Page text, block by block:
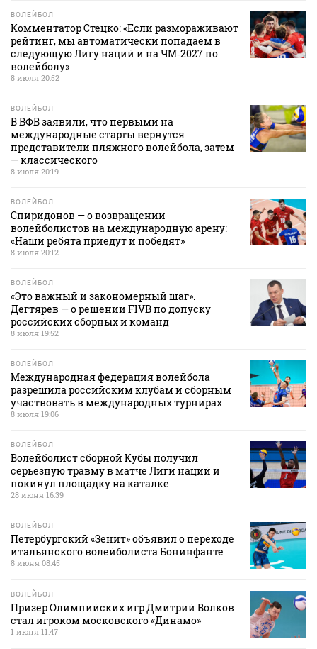
ВОЛЕЙБОЛ
Комментатор Стецко: «Если размораживают
рейтинг, мы автоматически попадаем в
следующую Лигу наций и на ЧМ‑2027 по
волейболу»
8 июля 20:52
ВОЛЕЙБОЛ
В ВФВ заявили, что первыми на
международные старты вернутся
представители пляжного волейбола, затем
— классического
8 июля 20:19
ВОЛЕЙБОЛ
Спиридонов — о возвращении
волейболистов на международную арену:
«Наши ребята приедут и победят»
8 июля 20:12
ВОЛЕЙБОЛ
«Это важный и закономерный шаг».
Дегтярев — о решении FIVB по допуску
российских сборных и команд
8 июля 19:52
ВОЛЕЙБОЛ
Международная федерация волейбола
разрешила российским клубам и сборным
участвовать в международных турнирах
8 июля 19:06
ВОЛЕЙБОЛ
Волейболист сборной Кубы получил
серьезную травму в матче Лиги наций и
покинул площадку на каталке
28 июня 16:39
ВОЛЕЙБОЛ
Петербургский «Зенит» объявил о переходе
итальянского волейболиста Бонинфанте
8 июня 08:45
ВОЛЕЙБОЛ
Призер Олимпийских игр Дмитрий Волков
стал игроком московского «Динамо»
1 июня 11:47